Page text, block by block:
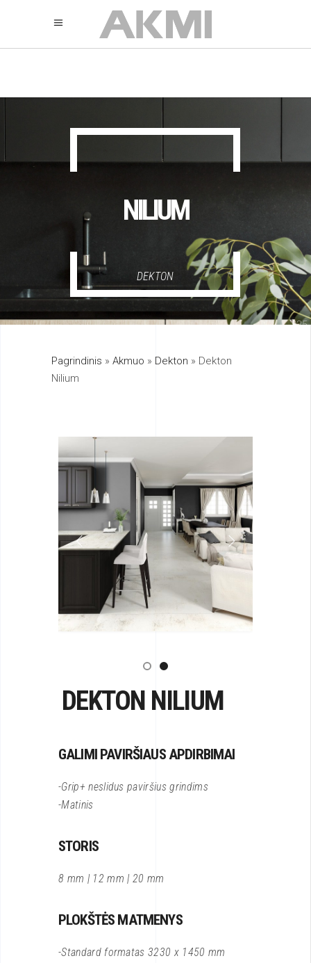
NILIUM
DEKTON
895
325
895
Pagrindinis » Akmuo » Dekton » Dekton
Nilium
DEKTON NILIUM
GALIMI PAVIRŠIAUS APDIRBIMAI
-Grip+ neslidus paviršius grindims
-Matinis
STORIS
8 mm | 12 mm | 20 mm
PLOKŠTĖS MATMENYS
-Standard formatas 3230 x 1450 mm